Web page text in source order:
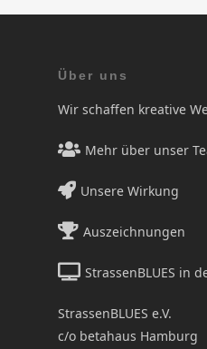
Über uns
Wir schaffen kreative
Mehr über unser
Unsere Wirkung
Auszeichnungen
StrassenBLUES in
StrassenBLUES e.V.
c/o betahaus Hamburg